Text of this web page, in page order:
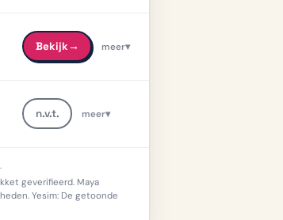
Bekijk→ meer▾
n.v.t. meer▾
geverifieerd. Maya
Yesim: De getoonde